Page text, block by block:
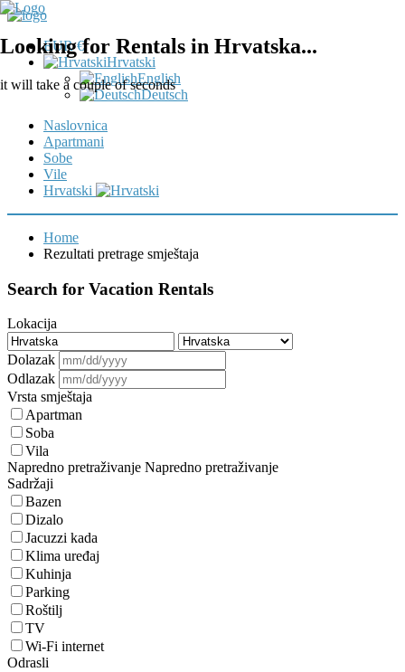
EUR €
Hrvatski
English
Deutsch
Naslovnica
Apartmani
Sobe
Vile
Hrvatski
Looking for Rentals in Hrvatska...
it will take a couple of seconds
Home
Rezultati pretrage smještaja
Search for Vacation Rentals
Lokacija
Dolazak
Odlazak
Vrsta smještaja
Apartman
Soba
Vila
Napredno pretraživanje Napredno pretraživanje
Sadržaji
Bazen
Dizalo
Jacuzzi kada
Klima uređaj
Kuhinja
Parking
Roštilj
TV
Wi-Fi internet
Odrasli